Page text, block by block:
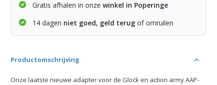
Gratis afhalen in onzewinkel in Poperinge
14 dagen niet goed, geld terug of omruilen
Productomschrijving
Onze laatste nieuwe adapter voor de Glock en action army AAP-